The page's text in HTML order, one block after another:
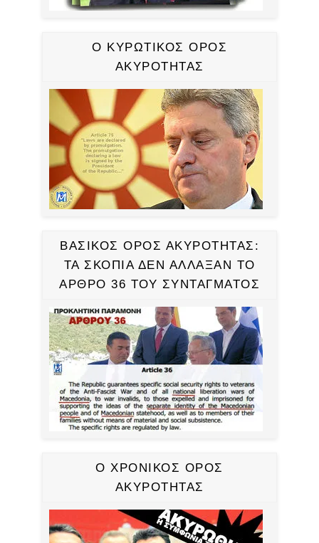
Ο ΚΥΡΩΤΙΚΟΣ ΟΡΟΣ
ΑΚΥΡΟΤΗΤΑΣ
ΒΑΣΙΚΟΣ ΟΡΟΣ ΑΚΥΡΟΤΗΤΑΣ:
ΤΑ ΣΚΟΠΙΑ ΔΕΝ ΑΛΛΑΞΑΝ ΤΟ
ΑΡΘΡΟ 36 ΤΟΥ ΣΥΝΤΑΓΜΑΤΟΣ
Ο ΧΡΟΝΙΚΟΣ ΟΡΟΣ
ΑΚΥΡΟΤΗΤΑΣ